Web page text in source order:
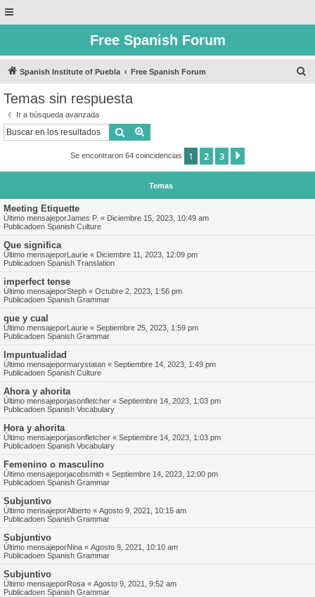
Free Spanish Forum
Spanish Institute of Puebla Free Spanish Forum
Temas sin respuesta
Ir a búsqueda avanzada
Buscar
Se encontraron 64 coincidencias 1 2 3
Temas
Meeting Etiquette
Último mensajeporJames P. « Diciembre 15, 2023, 10:49 am
Publicadoen Spanish Culture
Que significa
Último mensajeporLaurie « Diciembre 11, 2023, 12:09 pm
Publicadoen Spanish Translation
imperfect tense
Último mensajeporSteph « Octubre 2, 2023, 1:56 pm
Publicadoen Spanish Grammar
que y cual
Último mensajeporLaurie « Septiembre 25, 2023, 1:59 pm
Publicadoen Spanish Grammar
Impuntualidad
Último mensajepormarystatan « Septiembre 14, 2023, 1:49 pm
Publicadoen Spanish Culture
Ahora y ahorita
Último mensajeporjasonfletcher « Septiembre 14, 2023, 1:03 pm
Publicadoen Spanish Vocabulary
Hora y ahorita
Último mensajeporjasonfletcher « Septiembre 14, 2023, 1:03 pm
Publicadoen Spanish Vocabulary
Femenino o masculino
Último mensajeporjacobsmith « Septiembre 14, 2023, 12:00 pm
Publicadoen Spanish Grammar
Subjuntivo
Último mensajeporAlberto « Agosto 9, 2021, 10:15 am
Publicadoen Spanish Grammar
Subjuntivo
Último mensajeporNina « Agosto 9, 2021, 10:10 am
Publicadoen Spanish Grammar
Subjuntivo
Último mensajeporRosa « Agosto 9, 2021, 9:52 am
Publicadoen Spanish Grammar